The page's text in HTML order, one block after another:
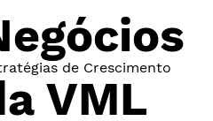
de Crescimento
VML